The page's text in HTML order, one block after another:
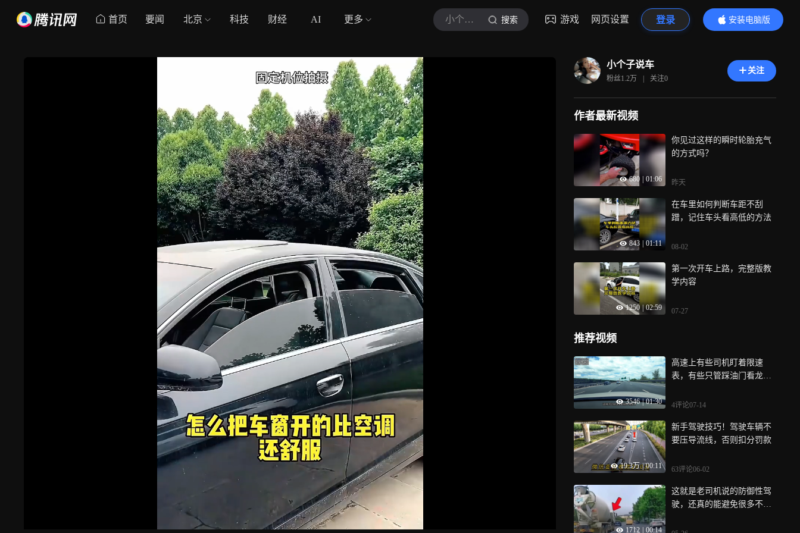
首页 要闻 北京 科技 财经 AI 更多 小个子说车 搜索 游戏 网页设置 登录
安装电脑版
内容更精彩
小个子说车
粉丝1.2万 | 关注0
关注
作者最新视频
680 01:06
你见过这样的瞬时轮胎充气
的方式吗？
昨天
843 01:11
在车里如何判断车距不刮
蹭，记住车头看高低的方法
08-02
1250 02:59
第一次开车上路，完整版教
学内容
07-27
推荐视频
3546 | 01:30
高速上有些司机盯着限速
表，有些只管踩油门看龙门
4评论07-14
19.3万 | 00:11
新手驾驶技巧！驾驶车辆不
要压导流线，否则扣分罚款
63评论06-02
1712 00:14
这就是老司机说的防御性驾
驶，还真的能避免很多不必